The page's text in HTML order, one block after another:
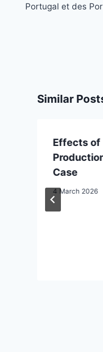
Portugal et des
Similar
Effects of
Case
4 March 2026